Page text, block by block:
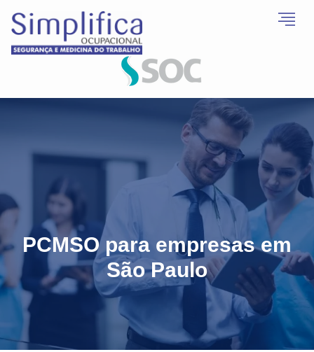
PCMSO para empresas em
São Paulo